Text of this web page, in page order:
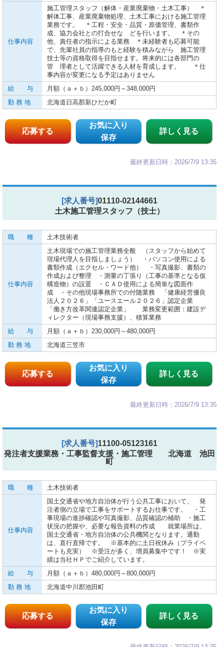
仕事内容
施工管理スタッフ（解体・産業廃棄物・土木工事） ＊
解体工事、産業廃棄物処理、土木工事における施工管理
業務です。 ＊工程・安全・品質・原価管理、書類作
成、協力会社との打合せな どを行います。 ＊その
他、責任者の指示による業務 ＊未経験者も応募可能
で、先輩社員の指導のもと経験を積みながら 施工管理
技士等の資格取得を目指せます。将来的には各部門の
管 理者として活躍できる人材を育成します。 ＊仕
事内容が変更になる予定はありません
給 与
月額（ａ＋ｂ）245,000円～348,000円
勤 務 地
北海道日高郡新ひだか町
応募する
お気に入り
保存
詳しく見る
最終更新日時：2026/7/9 13:35
[求人番号]01110-02144661
土木施工管理スタッフ（技士）
職 種 土木技術者
仕事内容
土木現場での施工管理業務全般 （スタッフから始めて
現場代理人を目指しましょう） ・パソコン使用による
書類作成（エクセル・ワード他） ・写真撮影、書類の
作成および整理 ・測量の丁張り（工事の基準となる仮
構造物）の設置 ・ＣＡＤ使用による簡単な図面作
成 ・その他現場事務所での付随業務 「健康経営優良
法人２０２６」「ユースエール２０２６」認定企業
「働き方改革関連認定企業」 業務変更範囲：建設デ
ィレクター（現場事務支援）、積算業務
給 与
月額（ａ＋ｂ）230,000円～480,000円
勤 務 地
北海道三笠市
応募する
お気に入り
保存
詳しく見る
最終更新日時：2026/7/9 13:35
[求人番号]11100-05123161
発注者支援業務・工事監督支援・施工管理 北海道 池田
町
職 種 土木技術者
仕事内容
国土交通省や地方自治体が行う公共工事において、 発
注者側の立場で工事をサポートするお仕事です。 ・工
事現場の進捗確認や写真撮影、品質確認の補助 ・施工
状況の把握や、必要な報告資料の作成 就業場所は、
国土交通省・地方自治体の公共機関となります。通勤
は、直行直帰です。 ※基本的に土日祝休み（プライベ
ートも充実） ※受注が多く、増員募集中です！ ※実
績は当社ＨＰでご紹介しています。
給 与
月額（ａ＋ｂ）480,000円～800,000円
勤 務 地
北海道中川郡池田町
応募する
お気に入り
保存
詳しく見る